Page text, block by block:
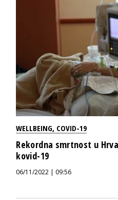
WELLBEING, COVID-19
Rekordna smrtnost u
kovid-19
06/11/2022 | 09:56